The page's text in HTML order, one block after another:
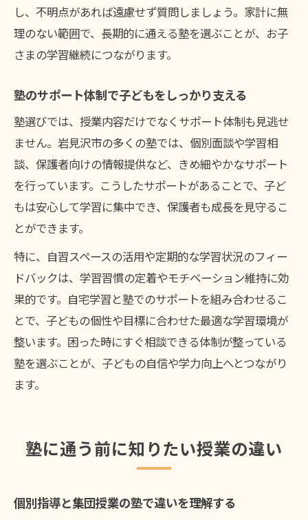
し、不明点があれば遠慮せず質問しましょう。家計に無
理のない範囲で、長期的に通える塾を選ぶことが、お子
さまの学習継続につながります。
塾のサポート体制で子どもをしっかり支える
塾選びでは、授業内容だけでなくサポート体制も見逃せ
ません。岩見沢市の多くの塾では、個別面談や学習相
談、保護者向けの情報提供など、きめ細やかなサポート
を行っています。こうしたサポートがあることで、子ど
もは安心して学習に集中でき、保護者も成長を見守るこ
とができます。
特に、自習スペースの活用や定期的な学習状況のフィー
ドバックは、学習習慣の定着やモチベーション維持に効
果的です。自宅学習と塾でのサポートを組み合わせるこ
とで、子どもの個性や目標に合わせた最適な学習環境が
整います。困った時にすぐ相談できる体制が整っている
塾を選ぶことが、子どもの自信や学力向上へとつながり
ます。
塾に通う前に知りたい授業の違い
個別指導と集団授業の塾で違いを理解する